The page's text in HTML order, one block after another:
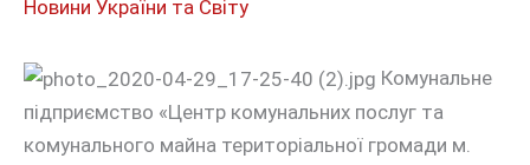
Новини України та Світу
Комунальне
підприємство «Центр комунальних послуг та
комунального майна територіальної громади м.